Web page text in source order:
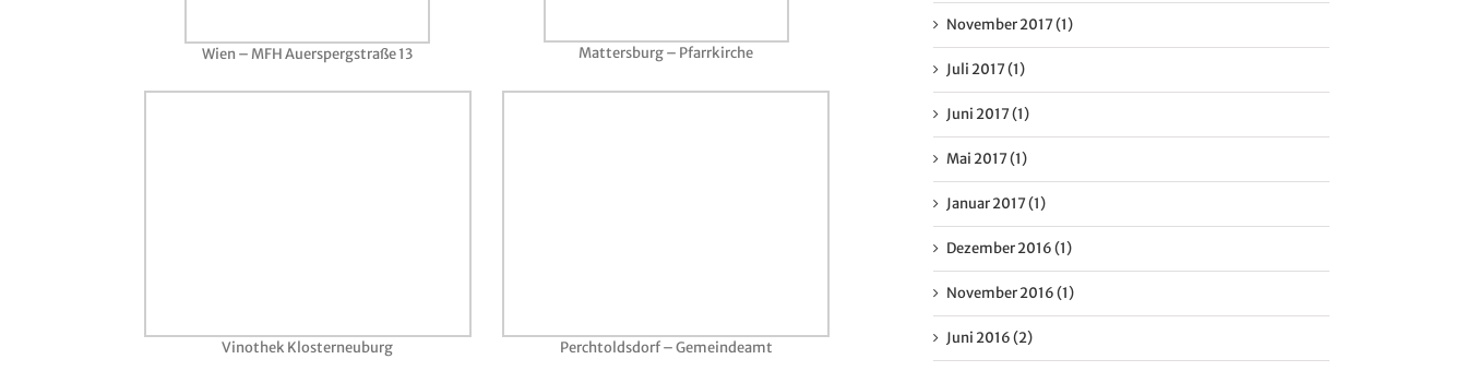
Wien – MFH Auerspergstraße 13 Mattersburg – Pfarrkirche
Vinothek Klosterneuburg Perchtoldsdorf – Gemeindeamt
November 2017 (1)
Juli 2017 (1)
Juni 2017 (1)
Mai 2017 (1)
Januar 2017 (1)
Dezember 2016 (1)
November 2016 (1)
Juni 2016 (2)